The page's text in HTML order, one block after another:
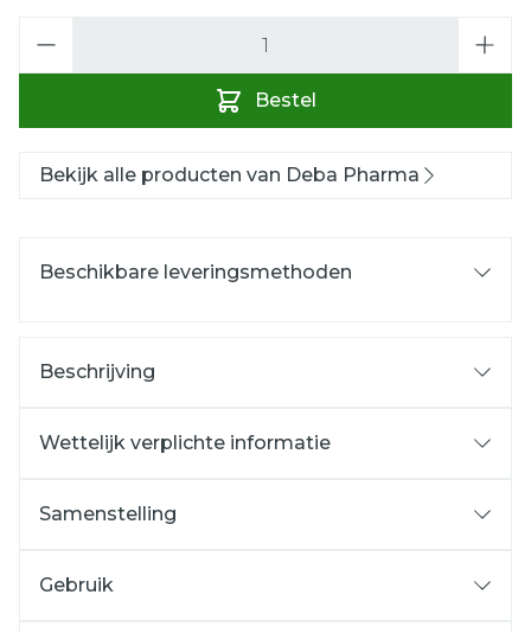
Bestel
Bekijk alle producten van Deba Pharma
Beschikbare leveringsmethoden
Beschrijving
Wettelijk verplichte informatie
Samenstelling
Gebruik